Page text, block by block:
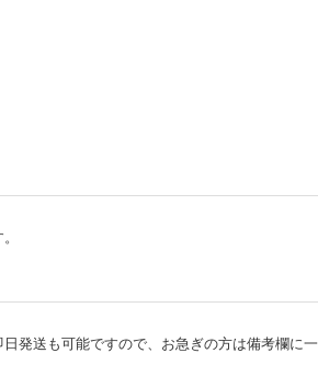
発送も可能ですので、お急ぎの方は備考欄に一